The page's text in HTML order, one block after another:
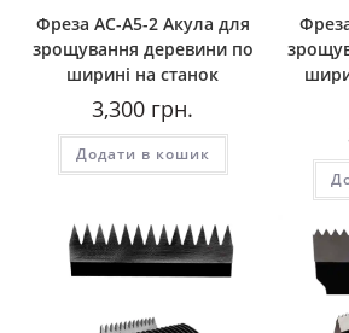
Фреза AС-A5-2 Акула для
зрощування деревини по
ширині на станок
3,300 грн.
Додати в кошик